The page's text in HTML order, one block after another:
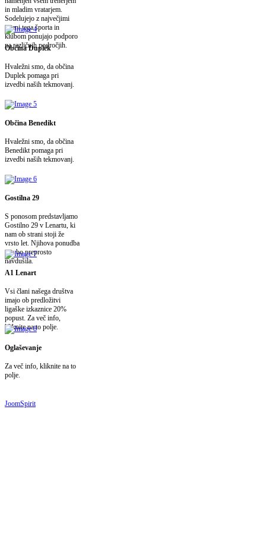
in mladim vratarjem.
Sodelujejo z največjimi
imeni tega športa in
klubom ponujajo podporo
na različnih področjih.
Občina Duplek
Hvaležni smo, da občina
Duplek pomaga pri
izvedbi naših tekmovanj.
Občina Benedikt
Hvaležni smo, da občina
Benedikt pomaga pri
izvedbi naših tekmovanj.
Gostilna 29
S ponosom predstavljamo
Gostilno 29 v Lenartu, ki
nam ob strani stoji že
vrsto let. Njihova ponudba
vas bo preprosto
navdušila.
A1 Lenart
Vsi člani našega društva
imajo ob predložitvi
ligaške izkaznice 20%
popust. Za več info,
kliknite na to polje.
Oglaševanje
Za več info, kliknite na to
polje.
JoomSpirit